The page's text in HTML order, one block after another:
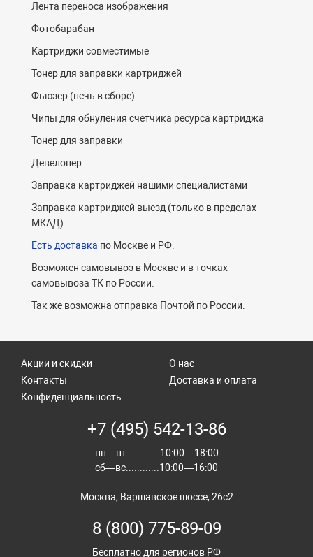
Лента переноса изображения
Фотобарабан
Картриджи совместимые
Тонер для заправки картриджей
Фьюзер (печь в сборе)
Чипы для обнуления счетчика ресурса картриджа
Тонер для заправки
Девелопер
Заправка картриджей нашими специалистами
Заправка картриджей выезд (только в пределах
МКАД)
Есть доставка по Москве и РФ.
Возможен самовывоз в Москве и в точках
самовывоза ТК по России.
Так же возможна отправка Почтой по России.
Акции и скидки
Контакты
О нас
Доставка и оплата
Конфиденциальность
+7 (495) 542-13-86
пн—пт............10:00—18:00
сб—вс............10:00—16:00
Москва, Варшавское шоссе, 26с2
8 (800) 775-89-09
Бесплатно для регионов РФ